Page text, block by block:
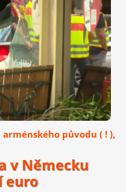
původu ( ! ),
v Německu
euro